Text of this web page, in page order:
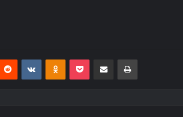
Reddit VKontakteOdnoklassniki
Pocket E-Posta ile paylaş Yazdır